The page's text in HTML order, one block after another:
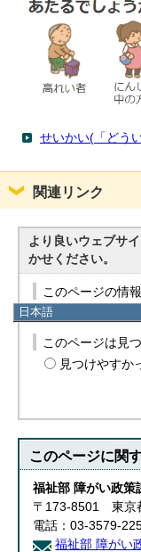
日本語
English
한국어
せいかい(「どう
関連リンク
より良いウェブサ
かせください。
このページの情
このページは見
見つけやすか
このページに関
福祉部 障がい政策
〒173-8501 東京
電話：03-3579-
福祉部 障がい